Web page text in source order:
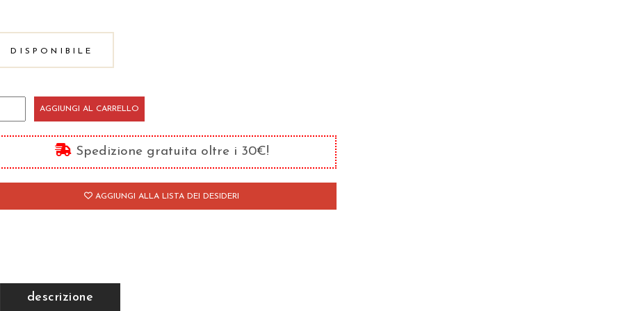
DISPONIBILE
AGGIUNGI AL CARRELLO
Spedizione gratuita oltre i 30€!
AGGIUNGI ALLA LISTA DEI DESIDERI
descrizione